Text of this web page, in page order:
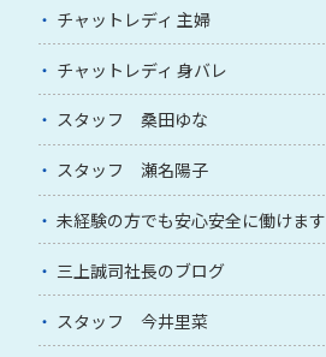
チャットレディ 主婦
チャットレディ 身バレ
スタッフ 桑田ゆな
スタッフ 瀬名陽子
未経験の方でも安心安全に働けます
三上誠司社長のブログ
スタッフ 今井里菜